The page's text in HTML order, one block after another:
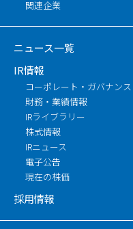
関連企業
ニュース一覧
IR情報
コーポレート・ガバナンス
財務・業績情報
IRライブラリー
株式情報
IRニュース
電子公告
現在の株価
採用情報